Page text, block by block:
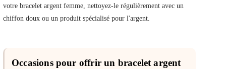
votre bracelet argent femme, nettoyez-le régulièrement avec un
chiffon doux ou un produit spécialisé pour l'argent.
Occasions pour offrir un bracelet argent